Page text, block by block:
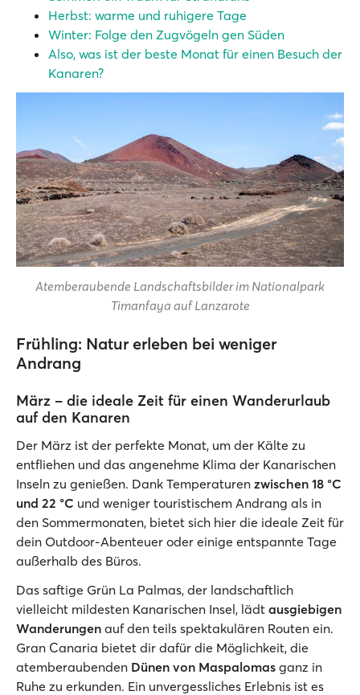
Herbst: warme und ruhigere Tage
Winter: Folge den Zugvögeln gen Süden
Also, was ist der beste Monat für einen Besuch der
Kanaren?
Atemberaubende Landschaftsbilder im Nationalpark
Timanfaya auf Lanzarote
Frühling: Natur erleben bei weniger
Andrang
März – die ideale Zeit für einen Wanderurlaub
auf den Kanaren
Der März ist der perfekte Monat, um der Kälte zu
entfliehen und das angenehme Klima der Kanarischen
Inseln zu genießen. Dank Temperaturen zwischen 18 °C
und 22 °C und weniger touristischem Andrang als in
den Sommermonaten, bietet sich hier die ideale Zeit für
dein Outdoor-Abenteuer oder einige entspannte Tage
außerhalb des Büros.
Das saftige Grün La Palmas, der landschaftlich
vielleicht mildesten Kanarischen Insel, lädt ausgiebigen
Wanderungen auf den teils spektakulären Routen ein.
Gran Canaria bietet dir dafür die Möglichkeit, die
atemberaubenden Dünen von Maspalomas ganz in
Ruhe zu erkunden. Ein unvergessliches Erlebnis ist es